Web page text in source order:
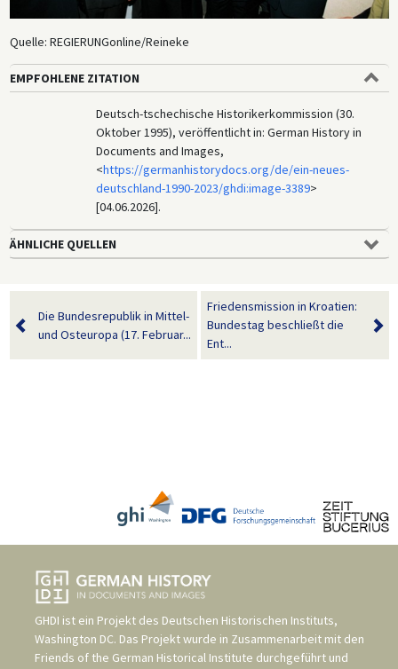
Quelle: REGIERUNGonline/Reineke
EMPFOHLENE ZITATION
Deutsch-tschechische Historikerkommission (30.
Oktober 1995), veröffentlicht in: German History in
Documents and Images,
<https://germanhistorydocs.org/de/ein-neues-
deutschland-1990-2023/ghdi:image-3389>
[04.06.2026].
ÄHNLICHE QUELLEN
Die Bundesrepublik in Mittel-
und Osteuropa (17. Februar...
Friedensmission in Kroatien:
Bundestag beschließt die
Ent...
GHDI ist ein Projekt des Deutschen Historischen Instituts,
Washington DC. Das Projekt wurde in Zusammenarbeit mit den
Friends of the German Historical Institute durchgeführt und